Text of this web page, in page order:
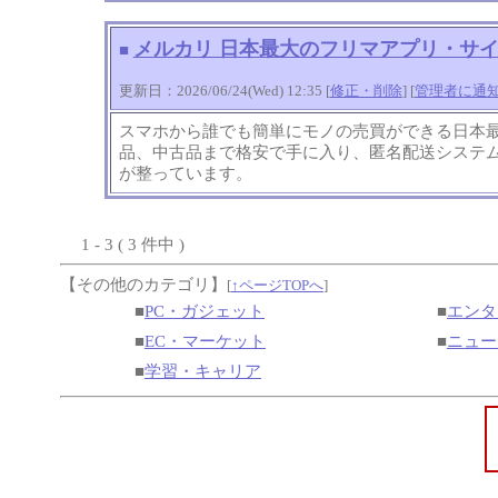
■ メルカリ 日本最大のフリマアプリ・サ
更新日：2026/06/24(Wed) 12:35 [修正・削除] [管理者に通
スマホから誰でも簡単にモノの売買ができる日本
品、中古品まで格安で手に入り、匿名配送システ
が整っています。
1 - 3 ( 3 件中 )
【その他のカテゴリ】 [↑ページTOPへ]
■PC・ガジェット ■エン
■EC・マーケット ■ニュ
■学習・キャリア